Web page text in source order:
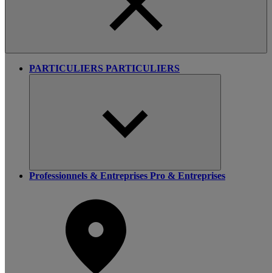
PARTICULIERS PARTICULIERS
Professionnels & Entreprises Pro & Entreprises